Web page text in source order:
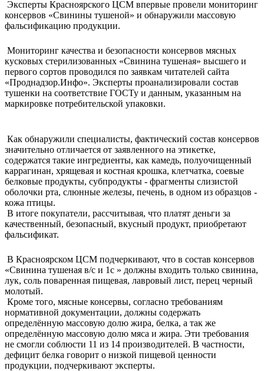
Эксперты Красноярского ЦСМ впервые провели мониторинг
консервов «Свинины тушеной» и обнаружили массовую
фальсификацию продукции.
Мониторинг качества и безопасности консервов мясных
кусковых стерилизованных «Свинина тушеная» высшего и
первого сортов проводился по заявкам читателей сайта
«Проднадзор.Инфо». Эксперты проанализировали состав
тушенки на соответствие ГОСТу и данным, указанным на
маркировке потребительской упаковки.
Как обнаружили специалисты, фактический состав консервов
значительно отличается от заявленного на этикетке,
содержатся такие ингредиенты, как камедь, полуочищенный
каррагинан, хрящевая и костная крошка, клетчатка, соевые
белковые продукты, субпродукты - фрагменты слизистой
оболочки рта, слюнные железы, печень, в одном из образцов -
кожа птицы.
В итоге покупатели, рассчитывая, что платят деньги за
качественный, безопасный, вкусный продукт, приобретают
фальсификат.
В Красноярском ЦСМ подчеркивают, что в состав консервов
«Свинина тушеная в/с и 1с » должны входить только свинина,
лук, соль поваренная пищевая, лавровый лист, перец черный
молотый.
Кроме того, мясные консервы, согласно требованиям
нормативной документации, должны содержать
определённую массовую долю жира, белка, а так же
определённую массовую долю мяса и жира. Эти требования
не смогли соблюсти 11 из 14 производителей. В частности,
дефицит белка говорит о низкой пищевой ценности
продукции, подчеркивают эксперты.